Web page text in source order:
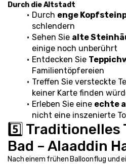
Durch die Altstadt
Durch enge
schlendern
Sehen Sie alte
einige noch unberührt
Entdecken Sie
Familientöpfereien
Treffen Sie versteckte
keiner Karte finden
Erleben Sie eine echte
nicht eine inszenierte
5️⃣ Traditionelles
Bad – Alaaddin
Nach einem frühen Balloonflug und